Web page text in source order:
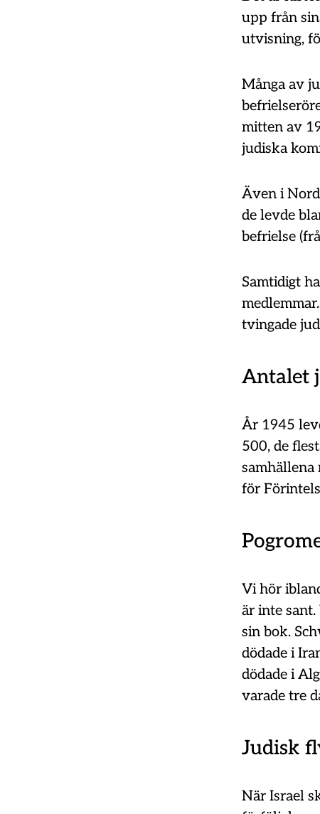
upp från
utvisning,
Många av
mitten av
judiska
Även i
de levde
befrielse
Samtidigt
tvingade
Antalet
År 1945
500, de
samhällena
för
Vi hör
är inte
sin bok.
dödade i
dödade i
varade tre
Judisk
När Israel